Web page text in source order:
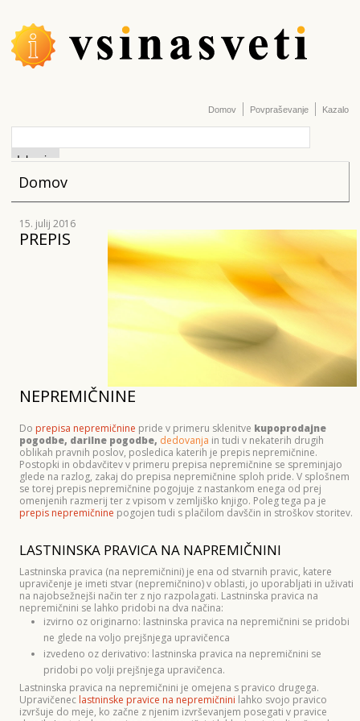
Domov Povpraševanje Kazalo
Domov
15. julij 2016
PREPIS
NEPREMIČNINE
Do prepisa nepremičnine pride v primeru sklenitve kupoprodajne
pogodbe, darilne pogodbe, dedovanja in tudi v nekaterih drugih
oblikah pravnih poslov, posledica katerih je prepis nepremičnine.
Postopki in obdavčitev v primeru prepisa nepremičnine se spreminjajo
glede na razlog, zakaj do prepisa nepremičnine sploh pride. V splošnem
se torej prepis nepremičnine pogojuje z nastankom enega od prej
omenjenih razmerij ter z vpisom v zemljiško knjigo. Poleg tega pa je
prepis nepremičnine pogojen tudi s plačilom davščin in stroškov storitev.
LASTNINSKA PRAVICA NA NAPREMIČNINI
Lastninska pravica (na nepremičnini) je ena od stvarnih pravic, katere
upravičenje je imeti stvar (nepremičnino) v oblasti, jo uporabljati in uživati
na najobsežnejši način ter z njo razpolagati. Lastninska pravica na
nepremičnini se lahko pridobi na dva načina:
izvirno oz originarno: lastninska pravica na nepremičnini se pridobi
ne glede na voljo prejšnjega upravičenca
izvedeno oz derivativo: lastninska pravica na nepremičnini se
pridobi po volji prejšnjega upravičenca.
Lastninska pravica na nepremičnini je omejena s pravico drugega.
Upravičenec lastninske pravice na nepremičnini lahko svojo pravico
izvršuje do meje, ko začne z njenim izvrševanjem posegati v pravice